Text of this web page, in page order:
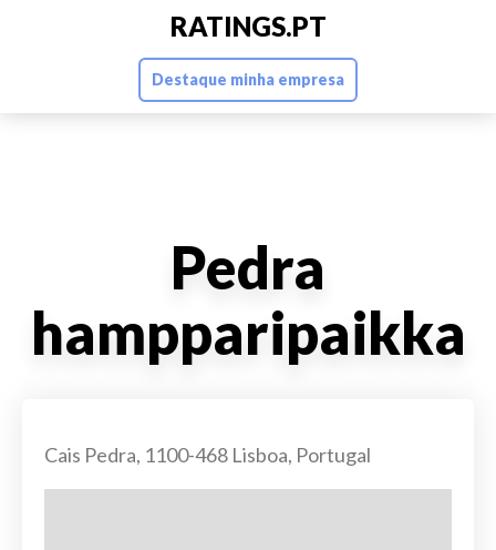
RATINGS.PT
Destaque minha empresa
Pedra
hampparipaikka
Cais Pedra, 1100-468 Lisboa, Portugal